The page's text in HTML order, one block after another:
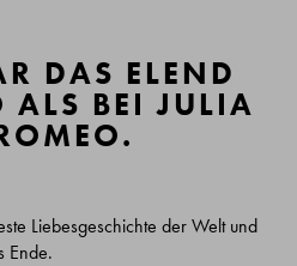
DAS ELEND N
BEI JULIA U
Liebesgeschichte der Welt und
Ende.